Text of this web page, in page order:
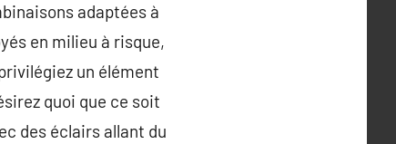
adaptées à
en milieu à risque,
un élément
quoi que ce soit
des éclairs allant du